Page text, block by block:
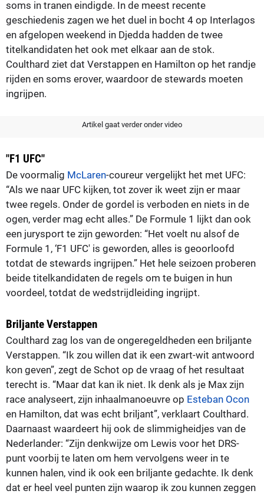
soms in tranen eindigde. In de meest recente
geschiedenis zagen we het duel in bocht 4 op Interlagos
en afgelopen weekend in Djedda hadden de twee
titelkandidaten het ook met elkaar aan de stok.
Coulthard ziet dat Verstappen en Hamilton op het randje
rijden en soms erover, waardoor de stewards moeten
ingrijpen.
Artikel gaat verder onder video
"F1 UFC"
De voormalig McLaren-coureur vergelijkt het met UFC:
“Als we naar UFC kijken, tot zover ik weet zijn er maar
twee regels. Onder de gordel is verboden en niets in de
ogen, verder mag echt alles.” De Formule 1 lijkt dan ook
een jurysport te zijn geworden: “Het voelt nu alsof de
Formule 1, ‘F1 UFC' is geworden, alles is geoorloofd
totdat de stewards ingrijpen.” Het hele seizoen proberen
beide titelkandidaten de regels om te buigen in hun
voordeel, totdat de wedstrijdleiding ingrijpt.
Briljante Verstappen
Coulthard zag los van de ongeregeldheden een briljante
Verstappen. “Ik zou willen dat ik een zwart-wit antwoord
kon geven”, zegt de Schot op de vraag of het resultaat
terecht is. “Maar dat kan ik niet. Ik denk als je Max zijn
race analyseert, zijn inhaalmanoeuvre op Esteban Ocon
en Hamilton, dat was echt briljant”, verklaart Coulthard.
Daarnaast waardeert hij ook de slimmigheidjes van de
Nederlander: “Zijn denkwijze om Lewis voor het DRS-
punt voorbij te laten om hem vervolgens weer in te
kunnen halen, vind ik ook een briljante gedachte. Ik denk
dat er heel veel punten zijn waarop ik zou kunnen zeggen